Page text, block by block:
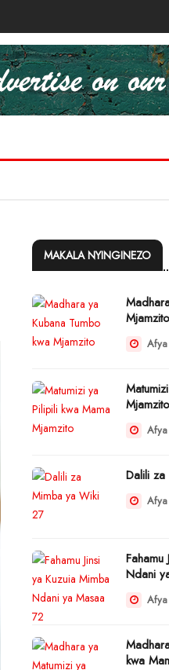
MAKALA NYINGINEZO
Mjamzito
Mjamzito
Dalili
Fahamu
Ndani
kwa